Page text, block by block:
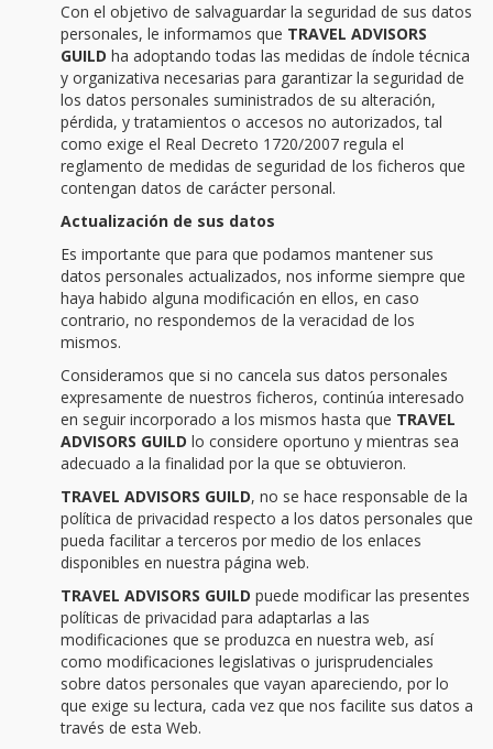
Con el objetivo de salvaguardar la seguridad de sus datos
personales, le informamos que TRAVEL ADVISORS
GUILD ha adoptando todas las medidas de índole técnica
y organizativa necesarias para garantizar la seguridad de
los datos personales suministrados de su alteración,
pérdida, y tratamientos o accesos no autorizados, tal
como exige el Real Decreto 1720/2007 regula el
reglamento de medidas de seguridad de los ficheros que
contengan datos de carácter personal.
Actualización de sus datos
Es importante que para que podamos mantener sus
datos personales actualizados, nos informe siempre que
haya habido alguna modificación en ellos, en caso
contrario, no respondemos de la veracidad de los
mismos.
Consideramos que si no cancela sus datos personales
expresamente de nuestros ficheros, continúa interesado
en seguir incorporado a los mismos hasta que TRAVEL
ADVISORS GUILD lo considere oportuno y mientras sea
adecuado a la finalidad por la que se obtuvieron.
TRAVEL ADVISORS GUILD, no se hace responsable de la
política de privacidad respecto a los datos personales que
pueda facilitar a terceros por medio de los enlaces
disponibles en nuestra página web.
TRAVEL ADVISORS GUILD puede modificar las presentes
políticas de privacidad para adaptarlas a las
modificaciones que se produzca en nuestra web, así
como modificaciones legislativas o jurisprudenciales
sobre datos personales que vayan apareciendo, por lo
que exige su lectura, cada vez que nos facilite sus datos a
través de esta Web.